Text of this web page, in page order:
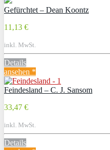
Gefürchtet – Dean Koontz
11,13 €
inkl. MwSt.
Details
ansehen *
Feindesland – C. J. Sansom
33,47 €
inkl. MwSt.
Details